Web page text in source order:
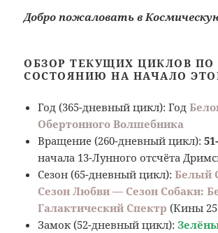
Добро пожаловать в
ОБЗОР ТЕКУЩИХ ЦИКЛОВ ПО
СОСТОЯНИЮ НА НАЧАЛО
Год (365-дневный цикл): Год
Обертонного Волшебника
Вращение (260-дневный цикл):
начала 13-Лунного отсчёта
Сезон (65-дневный цикл):Белый
Сезон Любви — Сезон Собаки:
Галактический Спектр (Кины
Замок (52-дневный цикл):